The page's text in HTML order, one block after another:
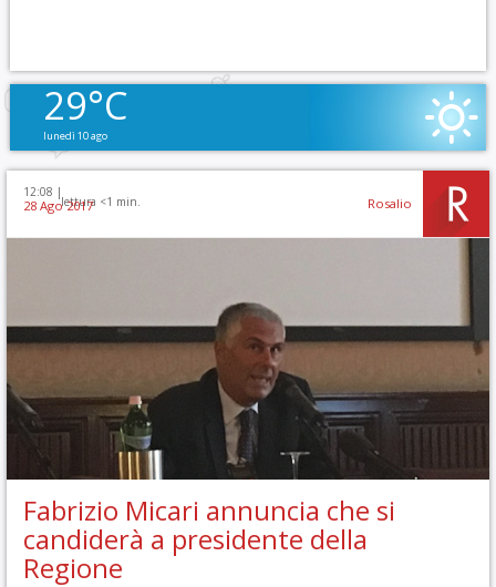
29°C
lunedì 10 ago
12:08 |
lettura <1 min.
28 Ago 2017 Rosalio
Fabrizio Micari annuncia che si
candiderà a presidente della
Regione